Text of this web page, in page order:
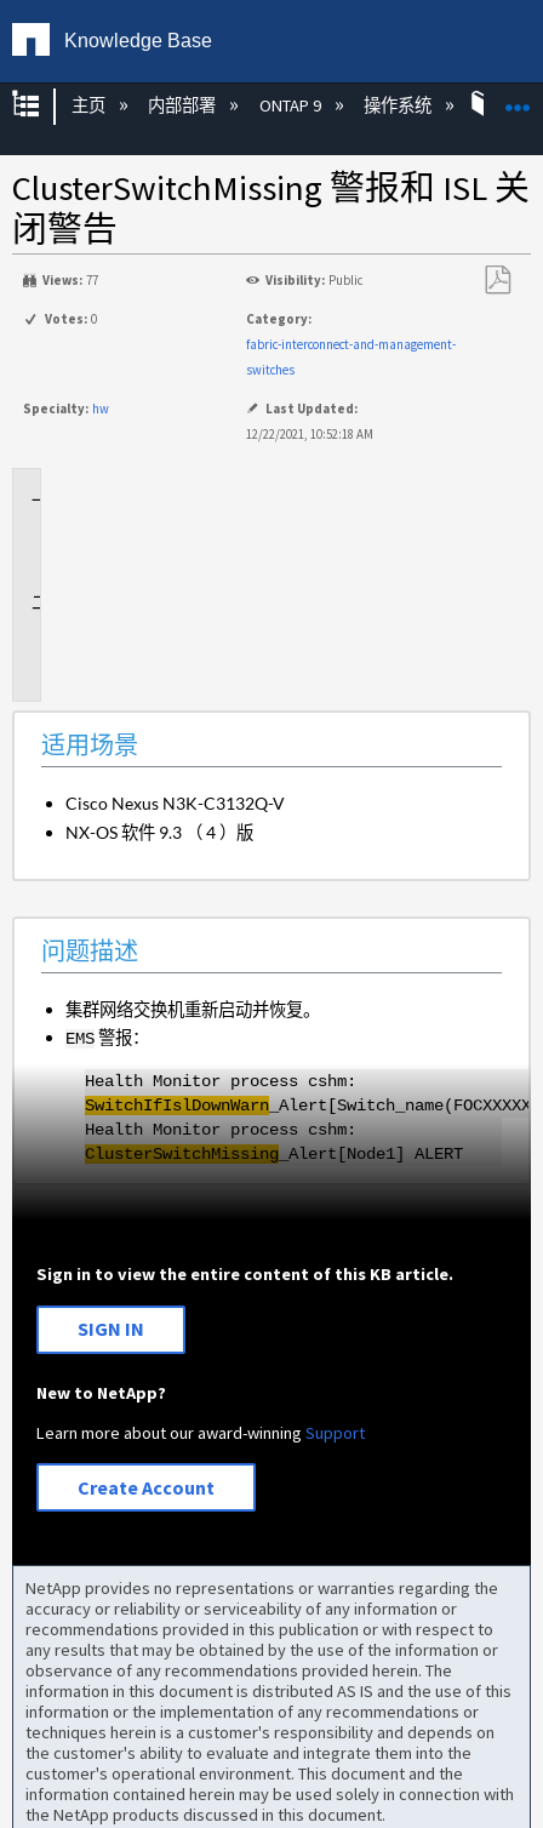
Knowledge Base
扩展/隐缩全局层次
主页 内部部署 ONTAP 9 操作系统
ClusterSwitchMissing 警报和 ISL 关
闭警告
Views: 77 Visibility: Public
Votes: 0
Category:
fabric-interconnect-and-management-
switches
Specialty: hw
Last Updated:
12/22/2021, 10:52:18 AM
适用场景
Cisco Nexus N3K-C3132Q-V
NX-OS 软件 9.3 （ 4 ）版
问题描述
集群网络交换机重新启动并恢复。
EMS警报：
Health Monitor process cshm:
SwitchIfIslDownWarn
Health Monitor process cshm:
ClusterSwitchMissing_Alert[Node1] ALERT
Sign in to view the entire content of this KB article.
SIGN IN
New to NetApp?
Learn more about our award-winningSupport
Create Account
NetApp provides no representations or warranties regarding the
accuracy or reliability or serviceability of any information or
recommendations provided in this publication or with respect to
any results that may be obtained by the use of the information or
observance of any recommendations provided herein. The
information in this document is distributed AS IS and the use of this
information or the implementation of any recommendations or
techniques herein is a customer's responsibility and depends on
the customer's ability to evaluate and integrate them into the
customer's operational environment. This document and the
information contained herein may be used solely in connection with
the NetApp products discussed in this document.